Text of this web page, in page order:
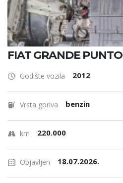
FIAT GRANDE PUNTO
Godište vozila 2012
Vrsta goriva benzin
km 220.000
Objavljen 18.07.2026.